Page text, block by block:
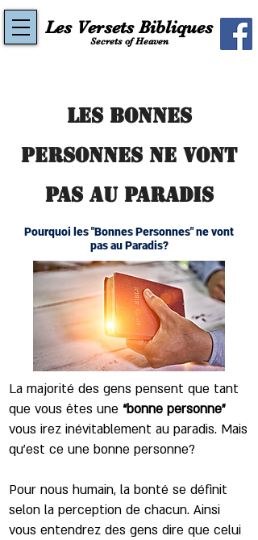
Les Versets Bibliques
Secrets of Heaven
Les Bonnes
Personnes ne vont
pas au Paradis
Pourquoi les "Bonnes Personnes" ne vont
pas au Paradis?
La majorité des gens pensent que tant
que vous êtes une “bonne personne"
vous irez inévitablement au paradis. Mais
qu’est ce une bonne personne?
Pour nous humain, la bonté se définit
selon la perception de chacun. Ainsi
vous entendrez des gens dire que celui